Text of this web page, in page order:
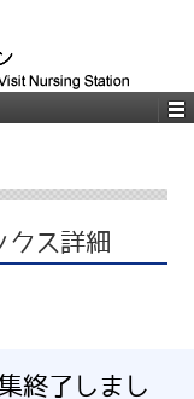
クス詳細
終了しまし